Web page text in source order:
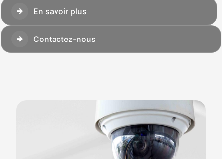
En savoir plus
Contactez-nous